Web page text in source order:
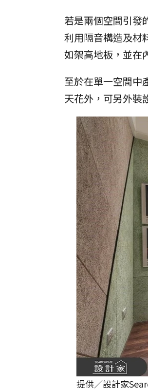
若是兩個空間引發
利用隔音構造及材
如架高地板，並在
至於在單一空間
天花外，可另外裝
提供／設計家